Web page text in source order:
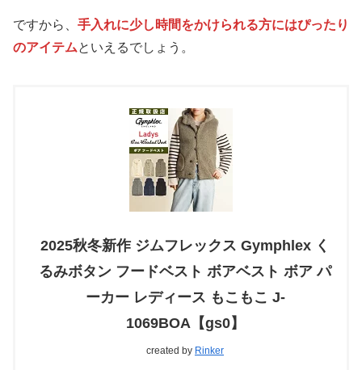
ですから、 手入れに少し時間をかけられる方にはぴったり
のアイテムといえるでしょう。
2025秋冬新作 ジムフレックス Gymphlex く
るみボタン フードベスト ボアベスト ボア パ
ーカー レディース もこもこ J-
1069BOA【gs0】
created by Rinker